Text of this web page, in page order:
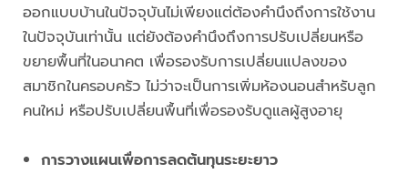
ออกแบบบ้านในปัจจุบันไม่เพียงแต่ต้องคำนึงถึงการใช้งาน
ในปัจจุบันเท่านั้น แต่ยังต้องคำนึงถึงการปรับเปลี่ยนหรือ
ขยายพื้นที่ในอนาคต เพื่อรองรับการเปลี่ยนแปลงของ
สมาชิกในครอบครัว ไม่ว่าจะเป็นการเพิ่มห้องนอนสำหรับลูก
คนใหม่ หรือปรับเปลี่ยนพื้นที่เพื่อรองรับดูแลผู้สูงอายุ
การวางแผนเพื่อการลดต้นทุนระยะยาว